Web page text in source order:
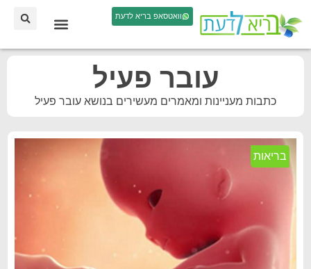
וואטסאפ בריא לדעת
עובר פעיל
כתבות מעניינות ומאמרים מעשירים בנושא עובר פעיל
בריאות